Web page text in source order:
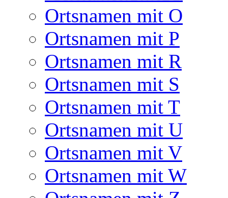
Ortsnamen mit O
Ortsnamen mit P
Ortsnamen mit R
Ortsnamen mit S
Ortsnamen mit T
Ortsnamen mit U
Ortsnamen mit V
Ortsnamen mit W